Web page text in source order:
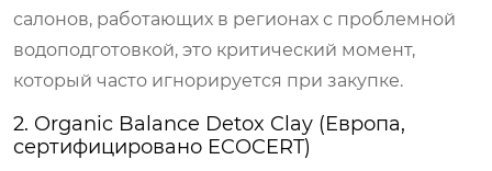
салонов, работающих в регионах с проблемной
водоподготовкой, это критический момент,
который часто игнорируется при закупке.
2. Organic Balance Detox Clay (Европа,
сертифицировано ECOCERT)